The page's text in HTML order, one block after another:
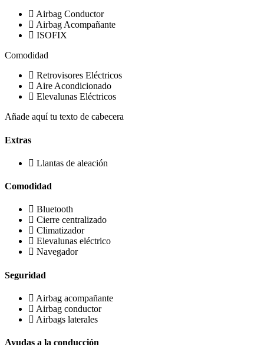
Airbag Conductor
Airbag Acompañante
ISOFIX
Comodidad
Retrovisores Eléctricos
Aire Acondicionado
Elevalunas Eléctricos
Añade aquí tu texto de cabecera
Extras
Llantas de aleación
Comodidad
Bluetooth
Cierre centralizado
Climatizador
Elevalunas eléctrico
Navegador
Seguridad
Airbag acompañante
Airbag conductor
Airbags laterales
Ayudas a la conducción